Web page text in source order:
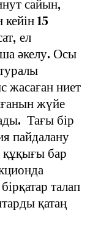
сайын,
15
ел
әкелу. Осы
жасаған ниет
жүйе
Тағы бір
пайдалану
құқығы бар
талап
қатаң